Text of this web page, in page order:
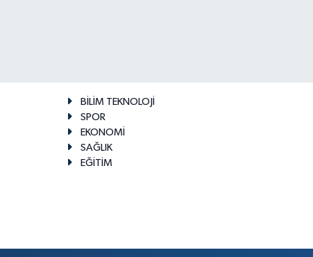
BİLİM TEKNOLOJİ
SPOR
EKONOMİ
SAĞLIK
EĞİTİM